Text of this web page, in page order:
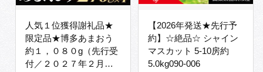
人気１位獲得謝礼品★
限定品★博多あまおう
約１，０８０g（先行受
付／２０２７年２月以
【2026年発送★先行予
約】☆絶品☆ シャイン
マスカット 5-10房約
5.0kg090-006